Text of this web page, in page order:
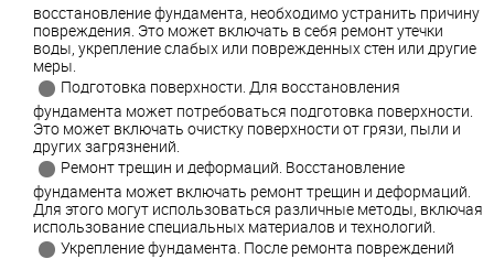
восстановление фундамента, необходимо устранить причину
повреждения. Это может включать в себя ремонт утечки
воды, укрепление слабых или поврежденных стен или другие
меры.
Подготовка поверхности. Для восстановления
фундамента может потребоваться подготовка поверхности.
Это может включать очистку поверхности от грязи, пыли и
других загрязнений.
Ремонт трещин и деформаций. Восстановление
фундамента может включать ремонт трещин и деформаций.
Для этого могут использоваться различные методы, включая
использование специальных материалов и технологий.
Укрепление фундамента. После ремонта повреждений